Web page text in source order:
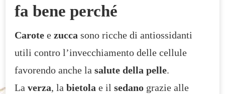
fa bene perché
Carote e zucca sono ricche di antiossidanti
utili contro l’invecchiamento delle cellule
favorendo anche la salute della pelle.
La verza, la bietola e il sedano grazie alle